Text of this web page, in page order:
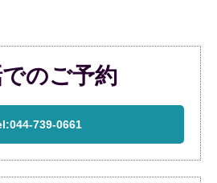
のご予約
739-0661